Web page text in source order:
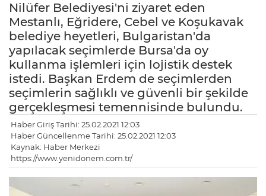
Nilüfer Belediyesi'ni ziyaret eden
Mestanlı, Eğridere, Cebel ve Koşukavak
belediye heyetleri, Bulgaristan'da
yapılacak seçimlerde Bursa'da oy
kullanma işlemleri için lojistik destek
istedi. Başkan Erdem de seçimlerden
seçimlerin sağlıklı ve güvenli bir şekilde
gerçekleşmesi temennisinde bulundu.
Haber Giriş Tarihi: 25.02.2021 12:03
Haber Güncellenme Tarihi: 25.02.2021 12:03
Kaynak: Haber Merkezi
https://www.yenidonem.com.tr/